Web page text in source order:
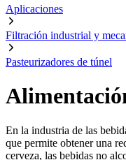
Aplicaciones
Filtración industrial y
Pasteurizadores de túnel
En la industria de las
que permite obtener una
cerveza, las bebidas no